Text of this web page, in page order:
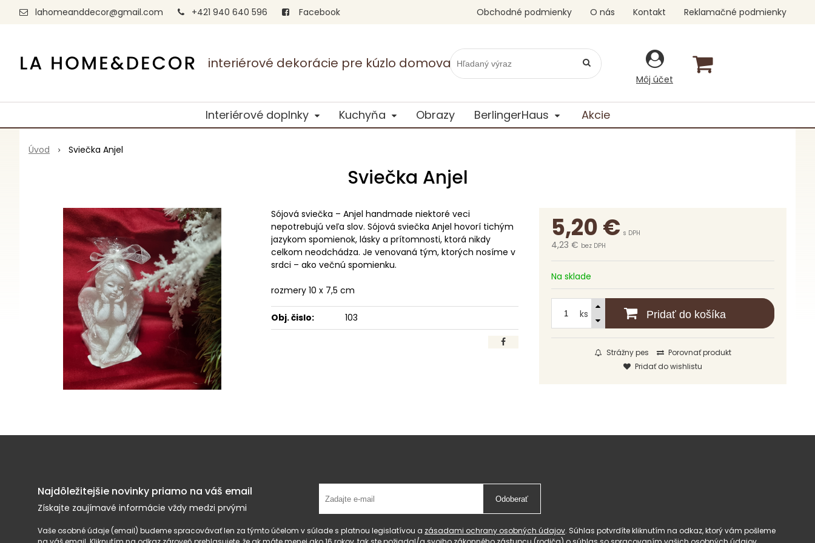
interiérové dekorácie pre kúzlo domova
lahomeanddecor@gmail.com +421 940 640 596 Facebook
Môj účet
Obchodné podmienky O nás Kontakt Reklamačné podmienky
Interiérové doplnky Kuchyňa Obrazy BerlingerHaus Akcie
Úvod Sviečka Anjel
Sviečka Anjel
5,20€ s DPH
4,23 € bez DPH
Na sklade
ks Pridať do košíka
Strážny pes
Porovnať produkt
Pridať do wishlistu
Sójová sviečka – Anjel handmade niektoré veci
nepotrebujú veľa slov. Sójová sviečka Anjel hovorí tichým
jazykom spomienok, lásky a prítomnosti, ktorá nikdy
celkom neodchádza. Je venovaná tým, ktorých nosíme v
srdci – ako večnú spomienku.
rozmery 10 x 7,5 cm
Obj. čislo: 103
Najdôležitejšie novinky priamo na váš email
Získajte zaujímavé informácie vždy medzi prvými
Odoberať
Vaše osobné údaje (email) budeme spracovávať len za týmto účelom v súlade s platnou legislatívou a zásadami ochrany osobných údajov. Súhlas potvrdíte kliknutím na odkaz, ktorý vám pošleme